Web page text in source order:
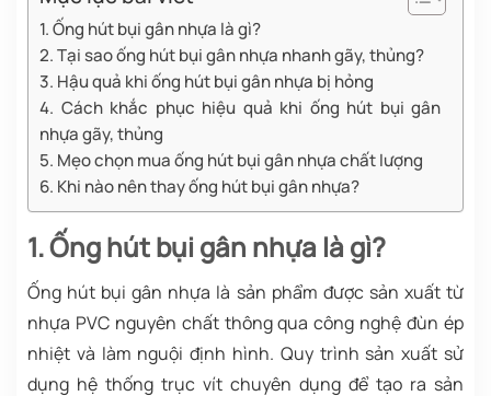
1. Ống hút bụi gân nhựa là gì?
2. Tại sao ống hút bụi gân nhựa nhanh gãy, thủng?
3. Hậu quả khi ống hút bụi gân nhựa bị hỏng
4. Cách khắc phục hiệu quả khi ống hút bụi gân
nhựa gãy, thủng
5. Mẹo chọn mua ống hút bụi gân nhựa chất lượng
6. Khi nào nên thay ống hút bụi gân nhựa?
1. Ống hút bụi gân nhựa là gì?
Ống hút bụi gân nhựa là sản phẩm được sản xuất từ
nhựa PVC nguyên chất thông qua công nghệ đùn ép
nhiệt và làm nguội định hình. Quy trình sản xuất sử
dụng hệ thống trục vít chuyên dụng để tạo ra sản